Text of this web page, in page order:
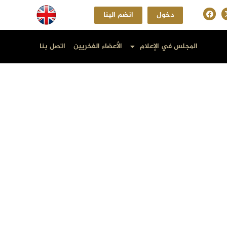
دخول انضم الينا
المجلس في الإعلام الأعضاء الفخريين اتصل بنا